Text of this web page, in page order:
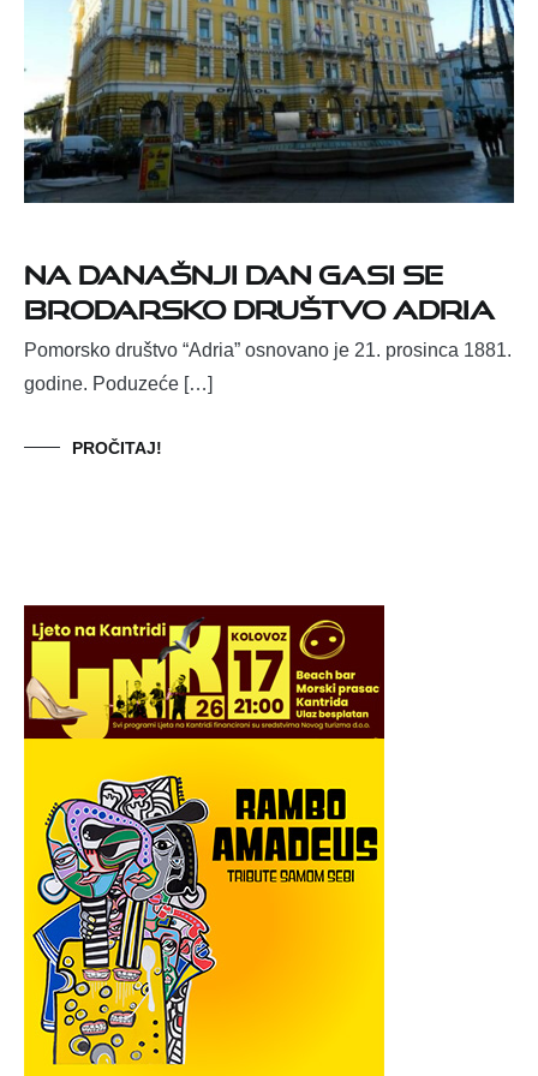
Na današnji dan gasi se
brodarsko društvo Adria
Pomorsko društvo “Adria” osnovano je 21. prosinca 1881.
godine. Poduzeće […]
PROČITAJ!